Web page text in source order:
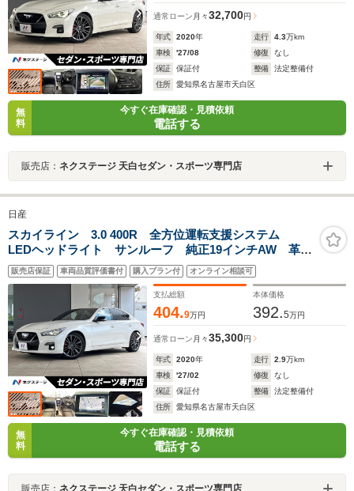
通常ローン 月々32,700円
年式 2020年 走行 4.3万km
車検
'27/08 修復
なし
保証
保証付 整備
法定整備付
住所
愛知県名古屋市天白区
無
料
今すぐ在庫確認・見積依頼
電話する
販売店： ネクステージ 天白セダン・スポーツ専門店
日産
スカイライン 3.0 400R 全方位運転支援システム
LEDヘッドライト サンルーフ 純正19インチAW 革巻
ステアリング 専用革スポーツシート パワーシート
シートメモリー ホログラフィックサウンド スマート
キー 禁煙
販売店保証 車両品質評価書付 購入プラン付 オンライン相談可
支払総額
404.9万円
本体価格
392.5万円
通常ローン 月々35,300円
年式 2020年 走行 2.9万km
車検
'27/02 修復
なし
保証
保証付 整備
法定整備付
住所
愛知県名古屋市天白区
無
料
今すぐ在庫確認・見積依頼
電話する
販売店： ネクステージ 天白セダン・スポーツ専門店